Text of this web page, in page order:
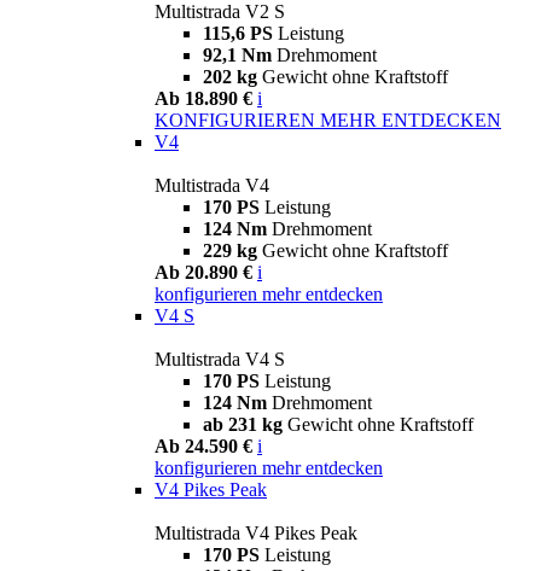
Multistrada V2 S
115,6 PS Leistung
92,1 Nm Drehmoment
202 kg Gewicht ohne Kraftstoff
Ab 18.890 € i
KONFIGURIEREN MEHR ENTDECKEN
V4
Multistrada V4
170 PS Leistung
124 Nm Drehmoment
229 kg Gewicht ohne Kraftstoff
Ab 20.890 € i
konfigurieren mehr entdecken
V4 S
Multistrada V4 S
170 PS Leistung
124 Nm Drehmoment
ab 231 kg Gewicht ohne Kraftstoff
Ab 24.590 € i
konfigurieren mehr entdecken
V4 Pikes Peak
Multistrada V4 Pikes Peak
170 PS Leistung